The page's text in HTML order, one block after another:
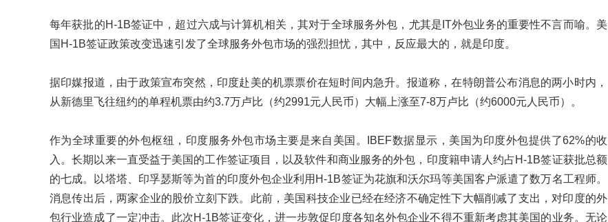
每年获批的H-1B签证中，超过六成与计算机相关，其对于全球服务外包，尤其是IT外包业务的重要性不言而喻。美
国H-1B签证政策改变迅速引发了全球服务外包市场的强烈担忧，其中，反应最大的，就是印度。
据印媒报道，由于政策宣布突然，印度赴美的机票票价在短时间内急升。报道称，在特朗普公布消息的两小时内，
从新德里飞往纽约的单程机票由约3.7万卢比（约2991元人民币）大幅上涨至7-8万卢比（约6000元人民币）。
作为全球重要的外包枢纽，印度服务外包市场主要是来自美国。IBEF数据显示，美国为印度外包提供了62%的收
入。长期以来一直受益于美国的工作签证项目，以及软件和商业服务的外包，印度籍申请人约占H-1B签证获批总额
的七成。以塔塔、印孚瑟斯等为首的印度外包企业利用H-1B签证为花旗和沃尔玛等美国客户派遣了数万名工程师。
消息传出后，两家企业的股价立刻下跌。此前，美国科技企业已经在经济不确定性下大幅削减了支出，对印度的外
包行业造成了一定冲击。此次H-1B签证变化，进一步敦促印度各知名外包企业不得不重新考虑其美国的业务。无论